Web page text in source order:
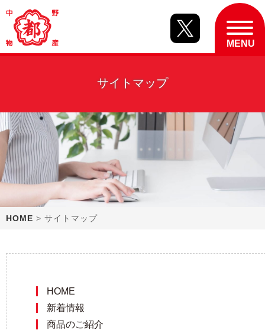
サイトマップ
HOME > サイトマップ
HOME
新着情報
商品のご紹介